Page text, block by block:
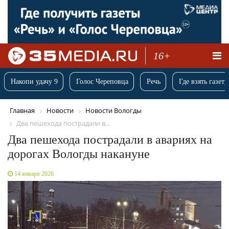
16+
Накопи удачу 9 Голос Череповца Речь Где взять
Главная Новости
Новости Вологды
Два пешехода пострадали в...
Два пешехода пострадали в авариях на
дорогах Вологды накануне
14 января 2026